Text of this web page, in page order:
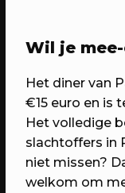
Utrecht!
Wil je
Het diner van
€15 euro en is
Het volledige
slachtoffers in
niet missen?
welkom om